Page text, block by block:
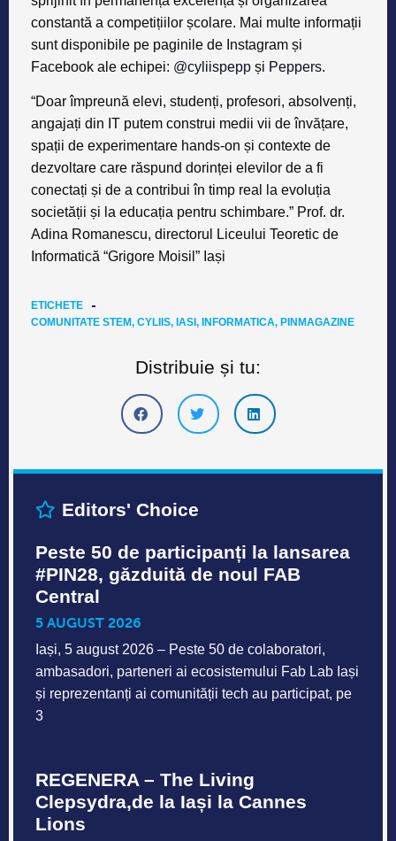
constantă a competițiilor școlare. Mai multe informații
sunt disponibile pe paginile de Instagram și
Facebook ale echipei: @cyliispepp și Peppers.
“Doar împreună elevi, studenți, profesori, absolvenți,
angajați din IT putem construi medii vii de învățare,
spații de experimentare hands-on și contexte de
dezvoltare care răspund dorinței elevilor de a fi
conectați și de a contribui în timp real la evoluția
societății și la educația pentru schimbare.” Prof. dr.
Adina Romanescu, directorul Liceului Teoretic de
Informatică “Grigore Moisil” Iași
ETICHETE
COMUNITATE STEM, CYLIIS, IASI , INFORMATICA, PINMAGAZINE
Distribuie și tu:
Editors' Choice
Peste 50 de participanți la lansarea
#PIN28, găzduită de noul FAB
Central
5 AUGUST 2026
Iași, 5 august 2026 – Peste 50 de colaboratori,
ambasadori, parteneri ai ecosistemului Fab Lab Iași
și reprezentanți ai comunității tech au participat, pe
3
REGENERA – The Living
Clepsydra,de la Iași la Cannes
Lions